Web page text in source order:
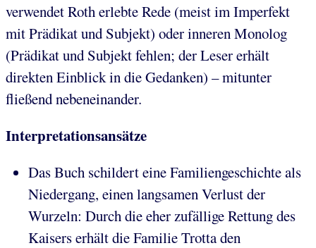
verwendet Roth erlebte Rede (meist im Imperfekt
mit Prädikat und Subjekt) oder inneren Monolog
(Prädikat und Subjekt fehlen; der Leser erhält
direkten Einblick in die Gedanken) – mitunter
fließend nebeneinander.
Interpretationsansätze
Das Buch schildert eine Familiengeschichte als
Niedergang, einen langsamen Verlust der
Wurzeln: Durch die eher zufällige Rettung des
Kaisers erhält die Familie Trotta den